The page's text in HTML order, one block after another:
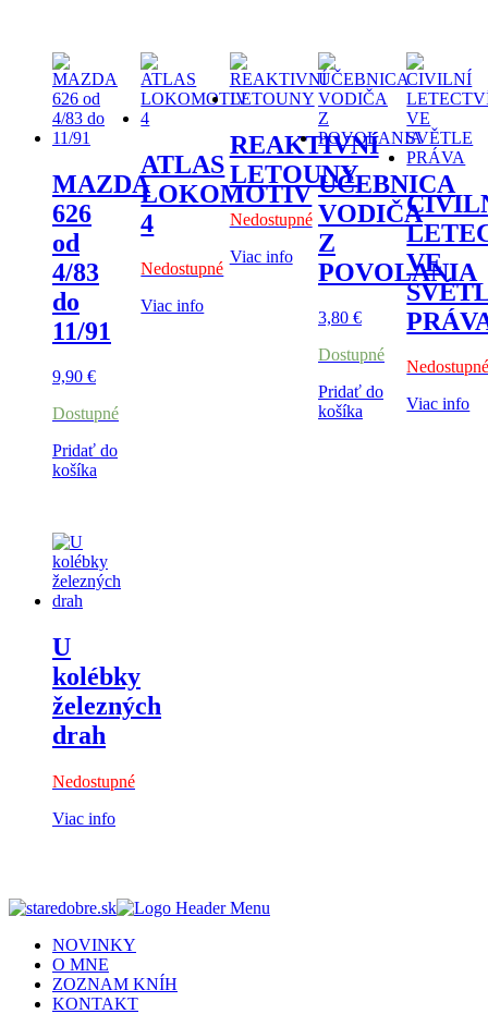
MAZDA
626
od
4/83
do
11/91
9,90 €
Dostupné
Pridať do
košíka
ATLAS
LOKOMOTIV
4
Nedostupné
Viac info
REAKTIVNÍ
LETOUNY
Nedostupné
Viac info
UČEBNICA
VODIČA
Z
POVOLANIA
3,80 €
Dostupné
Pridať do
košíka
VE
Viac info
U
kolébky
železných
drah
Nedostupné
Viac info
NOVINKY
O MNE
ZOZNAM KNÍH
KONTAKT